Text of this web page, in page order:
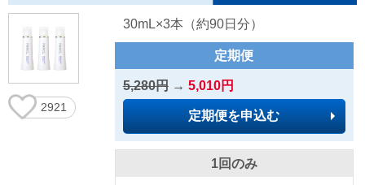
2921
30mL×3本（約90日分）
定期便
5,280円→ 5,010円
定期便を申込む
1回のみ